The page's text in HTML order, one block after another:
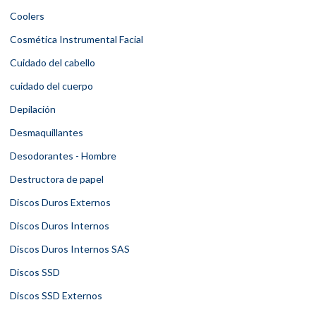
Coolers
Cosmética Instrumental Facial
Cuidado del cabello
cuidado del cuerpo
Depilación
Desmaquillantes
Desodorantes - Hombre
Destructora de papel
Discos Duros Externos
Discos Duros Internos
Discos Duros Internos SAS
Discos SSD
Discos SSD Externos